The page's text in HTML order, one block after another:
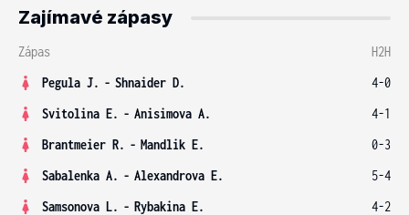
Zajímavé zápasy
Zápas
H2H
Pegula J. - Shnaider D.
4-0
Svitolina E. - Anisimova A.
4-1
Brantmeier R. - Mandlik E.
0-3
Sabalenka A. - Alexandrova E.
5-4
Samsonova L. - Rybakina E.
4-2